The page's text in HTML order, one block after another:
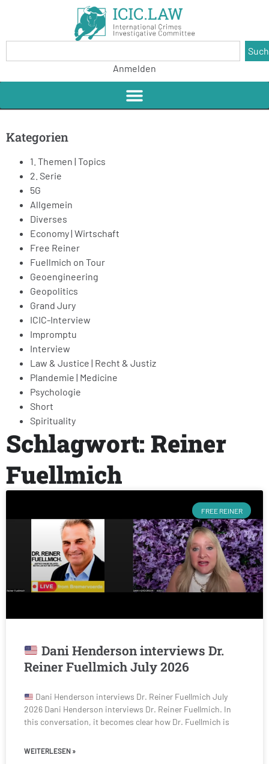
Anmelden
Kategorien
1. Themen | Topics
2. Serie
5G
Allgemein
Diverses
Economy | Wirtschaft
Free Reiner
Fuellmich on Tour
Geoengineering
Geopolitics
Grand Jury
ICIC-Interview
Impromptu
Interview
Law & Justice | Recht & Justiz
Plandemie | Medicine
Psychologie
Short
Spirituality
Schlagwort: Reiner
Fuellmich
FREE REINER
Dani Henderson interviews Dr.
Reiner Fuellmich July 2026
Dani Henderson interviews Dr. Reiner Fuellmich July
2026 Dani Henderson interviews Dr. Reiner Fuellmich. In
this conversation, it becomes clear how Dr. Fuellmich is
WEITERLESEN »